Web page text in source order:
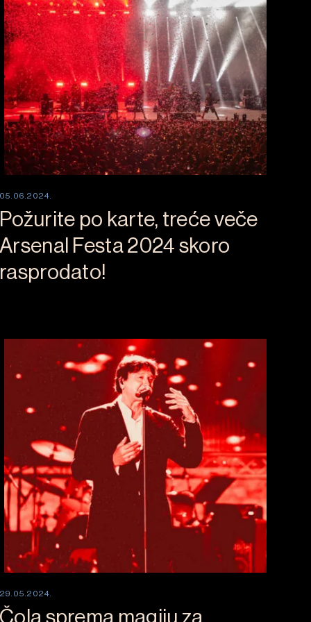
05.06.2024.
Požurite po karte, treće veče
Arsenal Festa 2024 skoro
rasprodato!
29.05.2024.
Čola sprema magiju za